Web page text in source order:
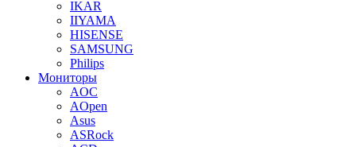
IKAR
IIYAMA
HISENSE
SAMSUNG
Philips
Мониторы
AOC
AOpen
Asus
ASRock